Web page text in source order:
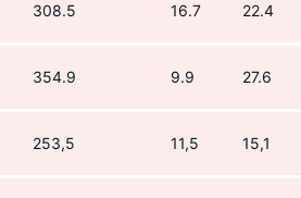
308.5 16.7 22.4
354.9 9.9 27.6
253,5 11,5 15,1